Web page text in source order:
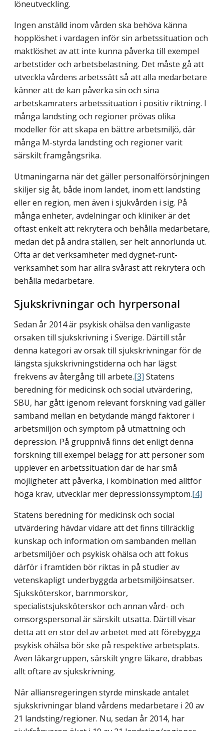
löneutveckling.
Ingen anställd inom vården ska behöva känna
hopplöshet i vardagen inför sin arbetssituation och
maktlöshet av att inte kunna påverka till exempel
arbetstider och arbetsbelastning. Det måste gå att
utveckla vårdens arbetssätt så att alla medarbetare
känner att de kan påverka sin och sina
arbetskamraters arbetssituation i positiv riktning. I
många landsting och regioner prövas olika
modeller för att skapa en bättre arbetsmiljö, där
många M-styrda landsting och regioner varit
särskilt framgångsrika.
Utmaningarna när det gäller personalförsörjningen
skiljer sig åt, både inom landet, inom ett landsting
eller en region, men även i sjukvården i sig. På
många enheter, avdelningar och kliniker är det
oftast enkelt att rekrytera och behålla medarbetare,
medan det på andra ställen, ser helt annorlunda ut.
Ofta är det verksamheter med dygnet-runt-
verksamhet som har allra svårast att rekrytera och
behålla medarbetare.
Sjukskrivningar och hyrpersonal
Sedan år 2014 är psykisk ohälsa den vanligaste
orsaken till sjukskrivning i Sverige. Därtill står
denna kategori av orsak till sjukskrivningar för de
längsta sjukskrivnings­tiderna och har lägst
frekvens av återgång till arbete.[3] Statens
beredning för medicinsk och social utvärdering,
SBU, har gått igenom relevant forskning vad gäller
samband mellan en betydande mängd faktorer i
arbetsmiljön och symptom på utmattning och
depression. På gruppnivå finns det enligt denna
forskning till exempel belägg för att personer som
upplever en arbetssituation där de har små
möjligheter att påverka, i kombination med alltför
höga krav, utvecklar mer depressionssymptom.[4]
Statens beredning för medicinsk och social
utvärdering hävdar vidare att det finns tillräcklig
kunskap och information om sambanden mellan
arbetsmiljöer och psykisk ohälsa och att fokus
därför i framtiden bör riktas in på studier av
vetenskapligt underbyggda arbetsmiljöinsatser.
Sjuksköterskor, barnmorskor,
specialistsjuksköterskor och annan vård- och
omsorgspersonal är särskilt utsatta. Därtill visar
detta att en stor del av arbetet med att förebygga
psykisk ohälsa bör ske på respektive arbetsplats.
Även läkargruppen, särskilt yngre läkare, drabbas
allt oftare av sjukskrivning.
När alliansregeringen styrde minskade antalet
sjukskrivningar bland vårdens medarbetare i 20 av
21 landsting/regioner. Nu, sedan år 2014, har